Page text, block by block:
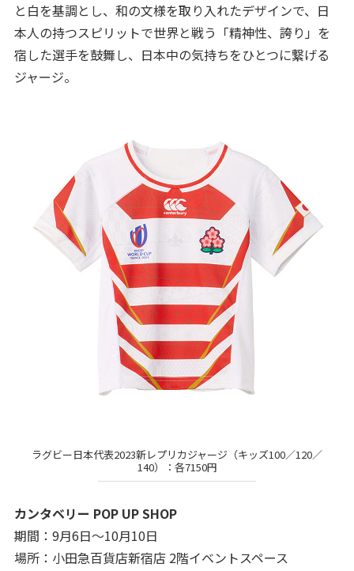
と白を基調とし、和の文様を取り入れたデザインで、日
本人の持つスピリットで世界と戦う「精神性、誇り」を
宿した選手を鼓舞し、日本中の気持ちをひとつに繋げる
ジャージ。
ラグビー日本代表2023新レプリカジャージ（キッズ100／120／
140）：各7150円
カンタベリー POP UP SHOP
期間：9月6日～10月10日
場所：小田急百貨店新宿店 2階イベントスペース